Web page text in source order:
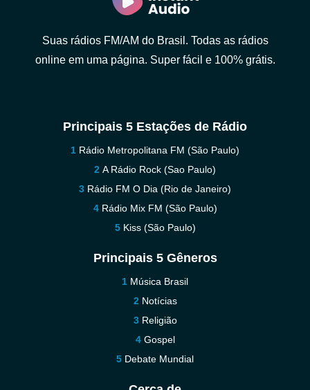
Suas rádios FM/AM do Brasil. Todas as rádios
online em uma página. Super fácil e 100% grátis.
Principais 5 Estações de Rádio
Rádio Metropolitana FM (São Paulo)
A Rádio Rock (Sao Paulo)
Rádio FM O Dia (Rio de Janeiro)
Rádio Mix FM (São Paulo)
Kiss (São Paulo)
Principais 5 Gêneros
Música Brasil
Notícias
Religião
Gospel
Debate Mundial